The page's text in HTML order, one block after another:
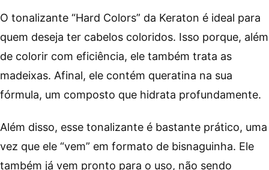
O tonalizante “Hard Colors” da Keraton é ideal para
quem deseja ter cabelos coloridos. Isso porque, além
de colorir com eficiência, ele também trata as
madeixas. Afinal, ele contém queratina na sua
fórmula, um composto que hidrata profundamente.
Além disso, esse tonalizante é bastante prático, uma
vez que ele “vem” em formato de bisnaguinha. Ele
também já vem pronto para o uso, não sendo